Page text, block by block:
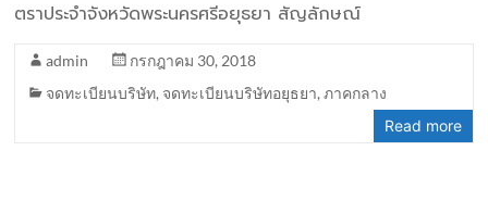
ตราประจำจังหวัดพระนครศรีอยุธยา สัญลักษณ์
admin
กรกฎาคม 30, 2018
จดทะเบียนบริษัท, จดทะเบียนบริษัทอยุธยา,ภาคกลาง
Read more